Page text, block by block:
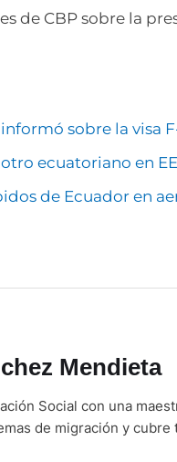
de CBP sobre la
sobre la visa
ecuatoriano en
de Ecuador en
Mendieta
Social con una
de migración y